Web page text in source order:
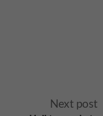
Next post